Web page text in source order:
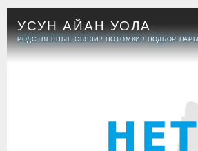
УСУН АЙАН УОЛА
РОДСТВЕННЫЕ СВЯЗИ /ПОТОМКИ /ПОДБОР ПАРЫ